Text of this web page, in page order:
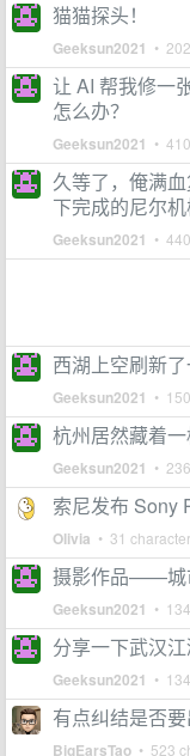
猫猫探头！
Geeksun2021 •
让 AI 帮我修一
怎么办？
Geeksun2021 •
久等了，俺满
下完成的尼尔机
Geeksun2021 •
西湖上空刷新
Geeksun2021 •
杭州居然藏着一
Geeksun2021 •
索尼发布 Sony
Olivia • 31
摄影作品——城
Geeksun2021 •
分享一下武汉江
Geeksun2021 •
有点纠结是否
BigEarsTao • 523